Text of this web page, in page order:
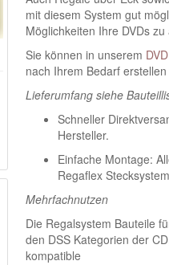
mit diesem System gut
Möglichkeiten Ihre DVDs
Sie können in unserem
nach Ihrem Bedarf erstellen
Lieferumfang siehe
Schneller
Hersteller.
Einfache Montage:
Regaflex Stecksystem
Mehrfachnutzen
Die Regalsystem Bauteile
den DSS Kategorien der
kompatible